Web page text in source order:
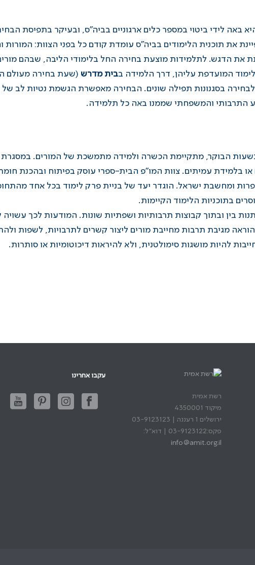
באה לידי ביטוי במספר כלים ארגוניים בביה"ס, ובעיקר בתפיסת
את תוכנית הלימודים בביה"ס עומדת קודם כל בפני הצוות: המורות
את הדגש. לתלמידות מוצעת בחירה החל בלימודי הליבה, שבהם
המועדפת עליהן, דרך הלמידה בבית מדרש (שעת בחירה מעולם
לבחירה בסגנונות תפילה שונים. הבחירה מאפשרת הגשמת נטיות לב
התרבותי והמשפחתי שממנו באה כל תלמידה.
הבוקר, מתקיימת הכשרה ולמידה מתמשכת של המורים. במסגרת
בלמידת עמיתים. צוות המו"פ הבית-ספרי עוסק בפיתוח ובהכנת
ומחשבת ישראל. הוגדר יעד של בניית פרק לימוד בכל אחד
בתוכניות הלימוד הקיימות.
בין ובתוך קבוצות תרבותיות ושפתיות שונות. המודעות לכך
מגיבת תרבות מחייבת מורים ליצור קשרים לתרבויות, לשפות
להיות מושגות סימולטנית, ולא להיראות דיכוטומיות או סותרות.
עקבו אחרינו
רשת אמית
מיקוד 4350001
ירושלים 1 רעננה | 03-9123123
פקס:03-9123122 | דוא"ל:
info@amit.org.il